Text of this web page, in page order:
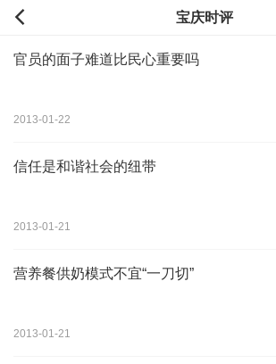
宝庆时评
官员的面子难道比民心重要吗
2013-01-22
信任是和谐社会的纽带
2013-01-21
营养餐供奶模式不宜“一刀切”
2013-01-21